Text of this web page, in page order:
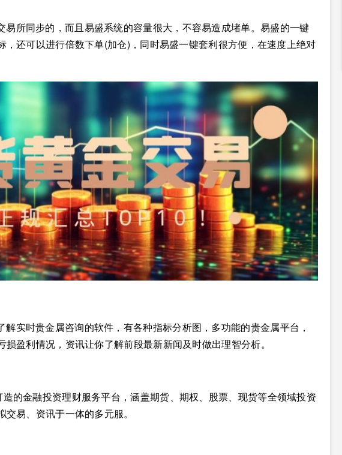
易所同步的，而且易盛系统的容量很大，不容易造成堵单。易盛的一键
，还可以进行倍数下单(加仓)，同时易盛一键套利很方便，在速度上绝对
实时贵金属咨询的软件，有各种指标分析图，多功能的贵金属平台，
盈利情况，资讯让你了解前段最新新闻及时做出理智分析。
的金融投资理财服务平台，涵盖期货、期权、股票、现货等全领域投资
易、资讯于一体的多元服。